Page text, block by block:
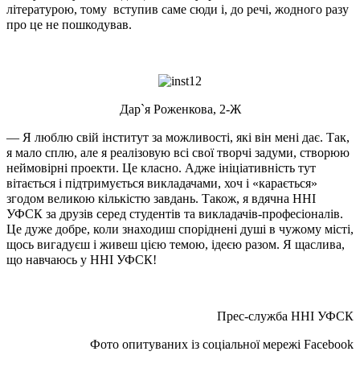
літературою, тому вступив саме сюди і, до речі, жодного разу
про це не пошкодував.
Дар`я Роженкова, 2-Ж
— Я люблю свій інститут за можливості, які він мені дає. Так,
я мало сплю, але я реалізовую всі свої творчі задуми, створюю
неймовірні проекти. Це класно. Адже ініціативність тут
вітається і підтримується викладачами, хоч і «карається»
згодом великою кількістю завдань. Також, я вдячна ННІ
УФСК за друзів серед студентів та викладачів-професіоналів.
Це дуже добре, коли знаходиш споріднені душі в чужому місті,
щось вигадуєш і живеш цією темою, ідеєю разом. Я щаслива,
що навчаюсь у ННІ УФСК!
Прес-служба ННІ УФСК
Фото опитуваних із соціальної мережі Facebook